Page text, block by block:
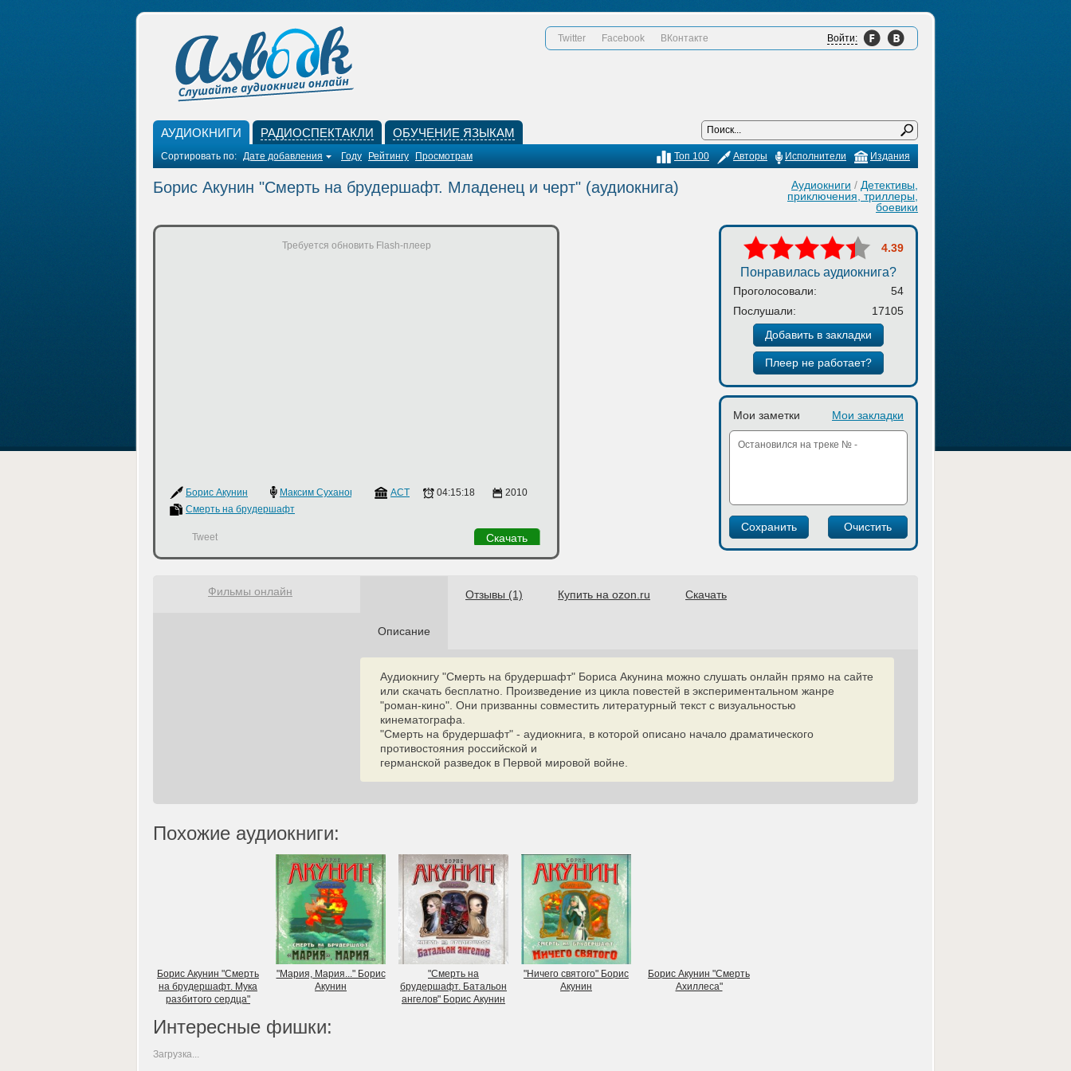
Twitter Facebook ВКонтакте Войти:
АУДИОКНИГИ РАДИОСПЕКТАКЛИ ОБУЧЕНИЕ ЯЗЫКАМ
Сортировать по: Дате добавления Году Рейтингу Просмотрам Издания
Исполнители
Авторы
Топ 100
Аудиокниги / Детективы,
приключения, триллеры,
боевики
Борис Акунин "Смерть на брудершафт. Младенец и черт" (аудиокнига)
Требуется обновить Flash-плеер
Борис Акунин Максим Суханов АСТ 04:15:18
2010
Смерть на брудершафт
Tweet Скачать
4.39
Понравилась аудиокнига?
Проголосовали:
54
Послушали:
17105
Добавить в закладки
Плеер не работает?
Мои заметки Мои закладки
Описание
Отзывы (1) Купить на ozon.ru Скачать
Аудиокнигу "Смерть на брудершафт" Бориса Акунина можно слушать онлайн прямо на сайте
или скачать бесплатно. Произведение из цикла повестей в экспериментальном жанре
"роман-кино". Они призванны совместить литературный текст с визуальностью
кинематографа.
"Смерть на брудершафт" - аудиокнига, в которой описано начало драматического
противостояния российской и
германской разведок в Первой мировой войне.
Фильмы онлайн
Похожие аудиокниги:
Борис Акунин "Смерть
на брудершафт. Мука
разбитого сердца"
"Мария, Мария..." Борис
Акунин
"Смерть на
брудершафт. Батальон
ангелов" Борис Акунин
"Ничего святого" Борис
Акунин
Борис Акунин "Смерть
Ахиллеса"
Интересные фишки:
Загрузка...